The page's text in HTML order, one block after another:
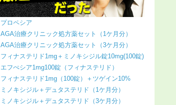
プロペシア
AGA治療クリニック処方薬セット（1ケ月分）
AGA治療クリニック処方薬セット（3ケ月分）
フィナステリド1mg＋ミノキシジル錠10mg(100錠)
エフぺシア1mg100錠（フィナステリド）
フィナステリド1mg（100錠）＋ツゲイン10%
ミノキシジル＋デュタステリド（1ケ月分）
ミノキシジル＋デュタステリド（3ケ月分）